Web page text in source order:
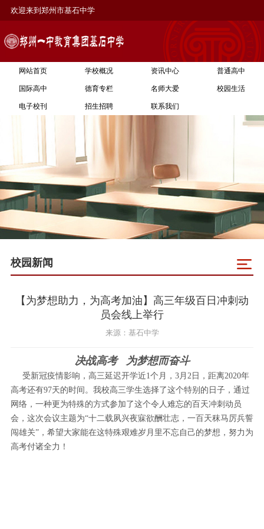
欢迎来到郑州市基石中学
网站首页 学校概况 资讯中心 普通高中
国际高中 德育专栏 名师大爱 校园生活
电子校刊 招生招聘 联系我们
校园新闻
【为梦想助力，为高考加油】高三年级百日冲刺动
员会线上举行
来源：基石中学
决战高考 为梦想而奋斗
受新冠疫情影响，高三延迟开学近1个月，3月2日，距离2020年
高考还有97天的时间。我校高三学生选择了这个特别的日子，通过
网络，一种更为特殊的方式参加了这个令人难忘的百天冲刺动员
会，这次会议主题为“十二载夙兴夜寐欲酬壮志，一百天秣马厉兵誓
闯雄关”，希望大家能在这特殊艰难岁月里不忘自己的梦想，努力为
高考付诸全力！